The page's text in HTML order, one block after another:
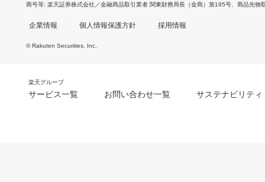
商号等 楽天証券株式会社／金融商品取引業者 関東財務局長（金商）第195号、商品先物
企業情報 個人情報保護方針 採用情報
© Rakuten Securities, Inc.
楽天グループ
サービス一覧 お問い合わせ一覧 サステナビリティ